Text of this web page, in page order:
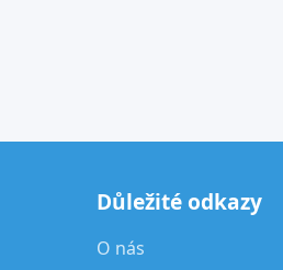
Důležité odkazy
O nás